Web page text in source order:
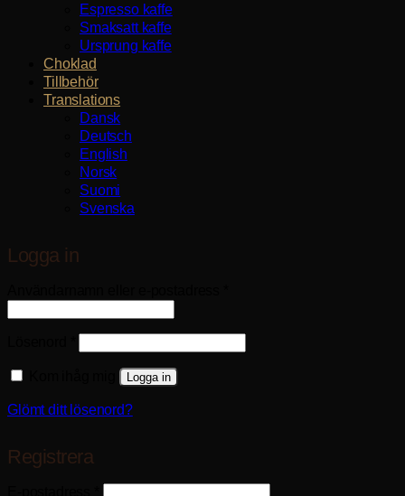
Espresso kaffe
Smaksatt kaffe
Ursprung kaffe
Choklad
Tillbehör
Translations
Dansk
Deutsch
English
Norsk
Suomi
Svenska
Logga in
Logga in
Glömt ditt lösenord?
Registrera